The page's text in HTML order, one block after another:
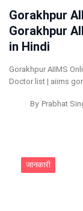
Gorakhpur
Gorakhpur
in Hindi
Gorakhpur AIIMS
Doctor list | aiims
By Prabhat
जानकारी